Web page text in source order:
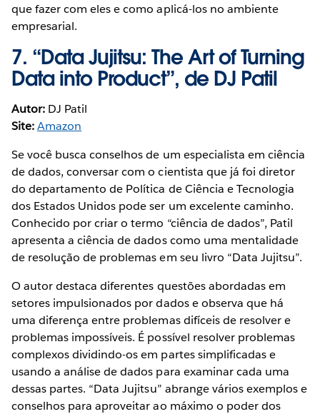
que fazer com eles e como aplicá-los no ambiente
empresarial.
7. “Data Jujitsu: The Art of Turning
Data into Product”, de DJ Patil
Autor: DJ Patil
Site:Amazon
Se você busca conselhos de um especialista em ciência
de dados, conversar com o cientista que já foi diretor
do departamento de Política de Ciência e Tecnologia
dos Estados Unidos pode ser um excelente caminho.
Conhecido por criar o termo “ciência de dados”, Patil
apresenta a ciência de dados como uma mentalidade
de resolução de problemas em seu livro “Data Jujitsu”.
O autor destaca diferentes questões abordadas em
setores impulsionados por dados e observa que há
uma diferença entre problemas difíceis de resolver e
problemas impossíveis. É possível resolver problemas
complexos dividindo-os em partes simplificadas e
usando a análise de dados para examinar cada uma
dessas partes. “Data Jujitsu” abrange vários exemplos e
conselhos para aproveitar ao máximo o poder dos